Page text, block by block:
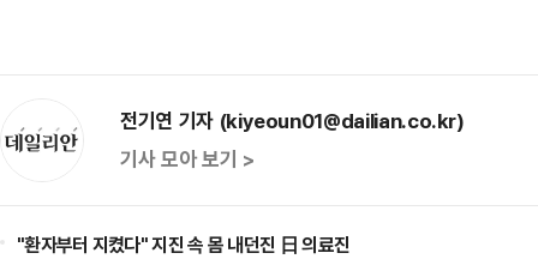
전기연 기자 (kiyeoun01@dailian.co.kr)
기사 모아 보기 >
"환자부터 지켰다" 지진 속 몸 내던진 日 의료진